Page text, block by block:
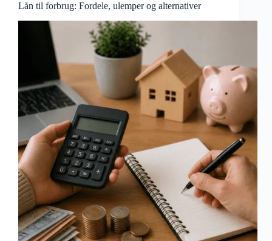
Lån til forbrug: Fordele, ulemper og alternativer